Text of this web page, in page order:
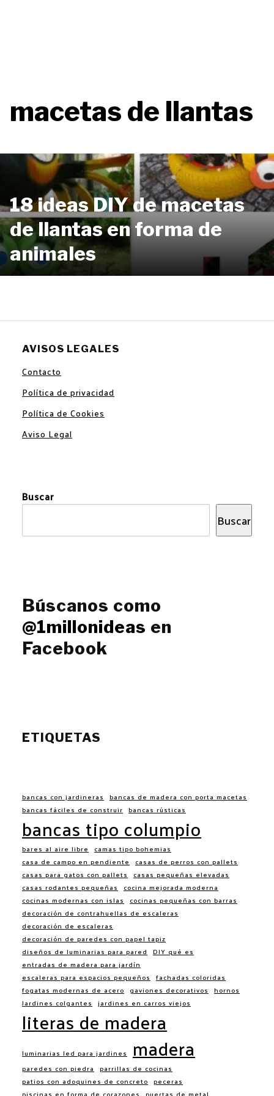
macetas de llantas
18 ideas DIY de macetas
de llantas en forma de
animales
AVISOS LEGALES
Contacto
Política de privacidad
Política de Cookies
Aviso Legal
Buscar
Buscar
Búscanos como
@1millonideas en
Facebook
ETIQUETAS
bancas con jardineras bancas de madera con porta macetas
bancas fáciles de construir bancas rústicas
bancas tipo columpio
bares al aire libre
camas tipo bohemias
casa de campo en pendiente
casas de perros con pallets
casas para gatos con pallets
casas pequeñas elevadas
casas rodantes pequeñas
cocina mejorada moderna
cocinas modernas con islas
cocinas pequeñas con barras
decoración de contrahuellas de escaleras
decoración de escaleras
decoración de paredes con papel tapiz
diseños de luminarias para pared DIY qué es
entradas de madera para jardín
escaleras para espacios pequeños fachadas coloridas
fogatas modernas de acero gaviones decorativos hornos
Jardines colgantes jardines en carros viejos
literas de madera
luminarias led para jardines madera
paredes con piedra parrillas de cocinas
patios con adoquines de concreto peceras
piscinas en forma de corazones puertas de metal